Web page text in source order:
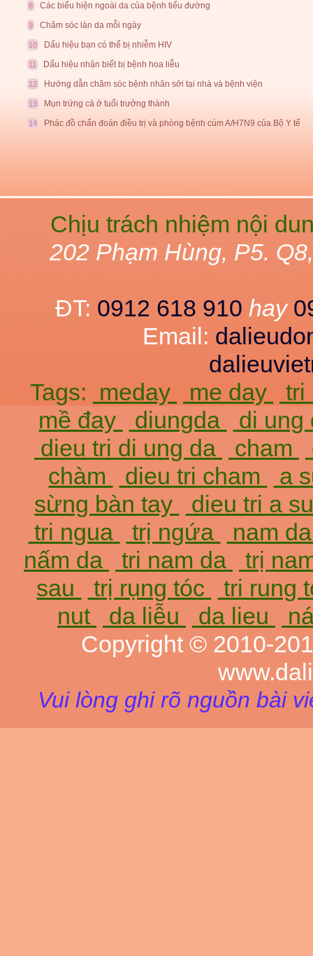
8 Các biểu hiện ngoài da của bệnh tiểu đường
9 Chăm sóc làn da mỗi ngày
10 Dấu hiệu bạn có thể bị nhiễm HIV
11 Dấu hiệu nhận biết bị bệnh hoa liễu
12 Hướng dẫn chăm sóc bệnh nhân sởi tại nhà và bệnh viện
13 Mụn trứng cá ở tuổi trưởng thành
14 Phác đồ chẩn đoán điều trị và phòng bệnh cúm A/H7N9 của Bộ Y tế
Chịu trách nhiệm nội
202 Phạm Hùng, P5.
ĐT: 0912 618 910 hay
Email:
Tags: meday me day
tri
mề đay
diungda
di
dieu tri di ung da
cham
chàm
dieu tri cham
a
sừng bàn tay
dieu tri a
tri ngua
trị ngứa
nam
nấm da
tri nam da
trị
sau
trị rụng tóc
tri rung
nut
da liễu da lieu
Copyright © 2010-
Vui lòng ghi rõ nguồn bài